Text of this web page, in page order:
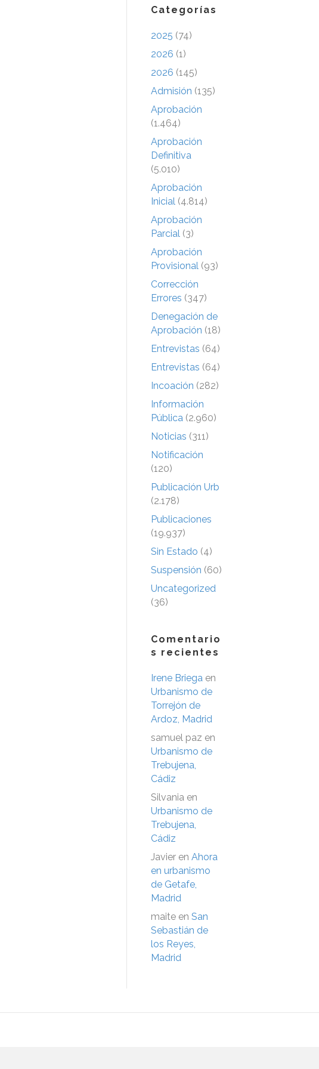
Categorías
2025 (74)
2026 (1)
2026 (145)
Admisión (135)
Aprobación
(1.464)
Aprobación
Definitiva
(5.010)
Aprobación
Inicial (4.814)
Aprobación
Parcial (3)
Aprobación
Provisional (93)
Corrección
Errores (347)
Denegación de
Aprobación (18)
Entrevistas (64)
Entrevistas (64)
Incoación (282)
Información
Pública (2.960)
Noticias (311)
Notificación
(120)
Publicación Urb
(2.178)
Publicaciones
(19.937)
Sin Estado (4)
Suspensión (60)
Uncategorized
(36)
Comentario
s recientes
Irene Briega en
Urbanismo de
Torrejón de
Ardoz, Madrid
samuel paz en
Urbanismo de
Trebujena,
Cádiz
Silvania en
Urbanismo de
Trebujena,
Cádiz
Javier en Ahora
en urbanismo
de Getafe,
Madrid
maite en San
Sebastián de
los Reyes,
Madrid